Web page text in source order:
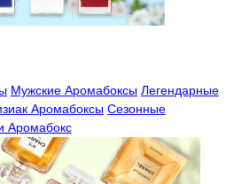
Мужские Аромабоксы Легендарные
Аромабоксы Сезонные
Аромабокс